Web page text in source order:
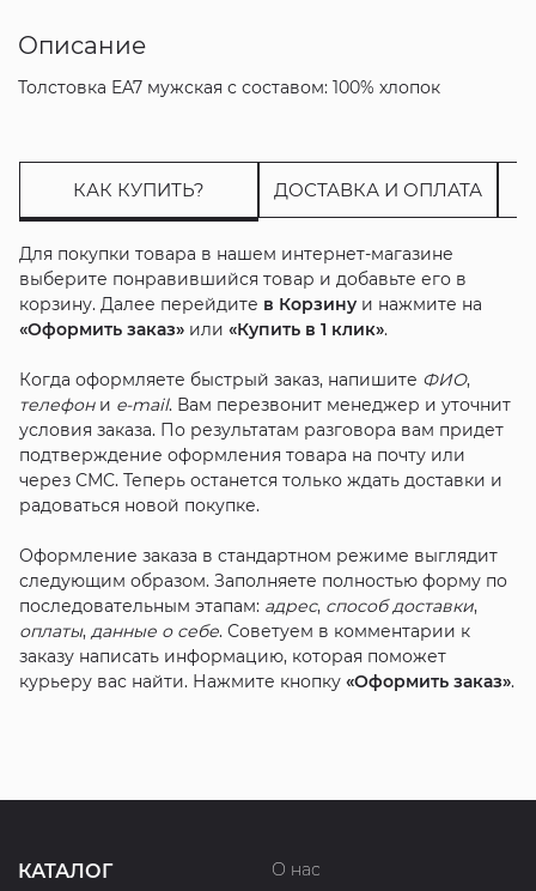
Описание
Толстовка EA7 мужская с составом: 100% хлопок
КАК КУПИТЬ? ДОСТАВКА И ОПЛАТА
Для покупки товара в нашем интернет-магазине
выберите понравившийся товар и добавьте его в
корзину. Далее перейдите в Корзинуи нажмите на
«Оформить заказ»или «Купить в 1 клик».
Когда оформляете быстрый заказ, напишите ФИО,
телефони e-mail. Вам перезвонит менеджер и уточнит
условия заказа. По результатам разговора вам придет
подтверждение оформления товара на почту или
через СМС. Теперь останется только ждать доставки и
радоваться новой покупке.
Оформление заказа в стандартном режиме выглядит
следующим образом. Заполняете полностью форму по
последовательным этапам: адрес, способ доставки,
оплаты, данные о себе. Советуем в комментарии к
заказу написать информацию, которая поможет
курьеру вас найти. Нажмите кнопку «Оформить заказ».
КАТАЛОГ
О нас